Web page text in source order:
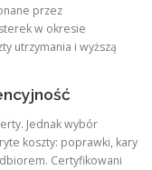
przez
w okresie
utrzymania i wyższą
Jednak wybór
koszty: poprawki, kary
Certyfikowani